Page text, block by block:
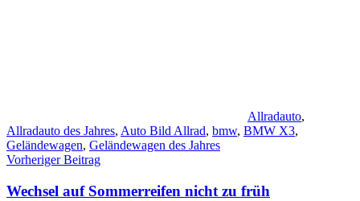
Allradauto,
Allradauto des Jahres, Auto Bild Allrad, bmw, BMW X3,
Geländewagen, Geländewagen des Jahres
Beitragsnavigation
Vorheriger Beitrag
Wechsel auf Sommerreifen nicht zu früh